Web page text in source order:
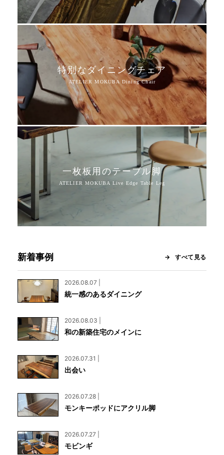
特別なダイニングチェア
一枚板用のテーブル脚
新着事例 すべて見る
2026.08.07 |
統一感のあるダイニング
2026.08.03 |
和の新築住宅のメインに
2026.07.31 |
出会い
2026.07.28 |
モンキーポッドにアクリル脚
2026.07.27 |
モビンギ